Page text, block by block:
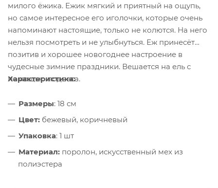
милого ёжика. Ежик мягкий и приятный на ощупь,
но самое интересное его иголочки, которые очень
напоминают настоящие, только не колются. На него
нельзя посмотреть и не улыбнуться. Еж принесёт
позитив и хорошее новогоднее настроение в
чудесные зимние праздники. Вешается на ель с
помощью подвеса.
Характеристика:
Размеры: 18 см
Цвет: бежевый, коричневый
Упаковка: 1 шт
Материал: поролон, искусственный мех из
полиэстера